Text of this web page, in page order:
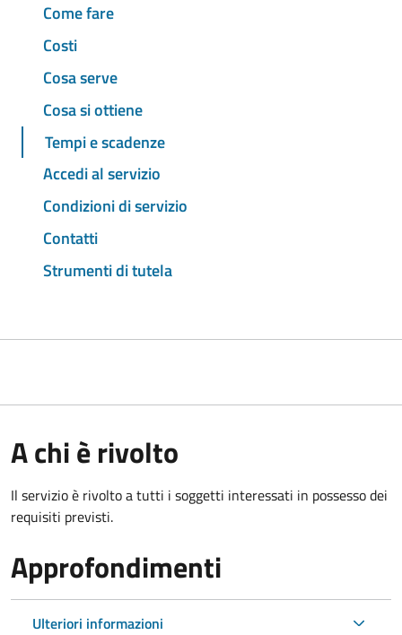
Come fare
Costi
Cosa serve
Cosa si ottiene
Tempi e scadenze
Accedi al servizio
Condizioni di servizio
Contatti
Strumenti di tutela
A chi è rivolto
Il servizio è rivolto a tutti i soggetti interessati in possesso dei
requisiti previsti.
Approfondimenti
Ulteriori informazioni